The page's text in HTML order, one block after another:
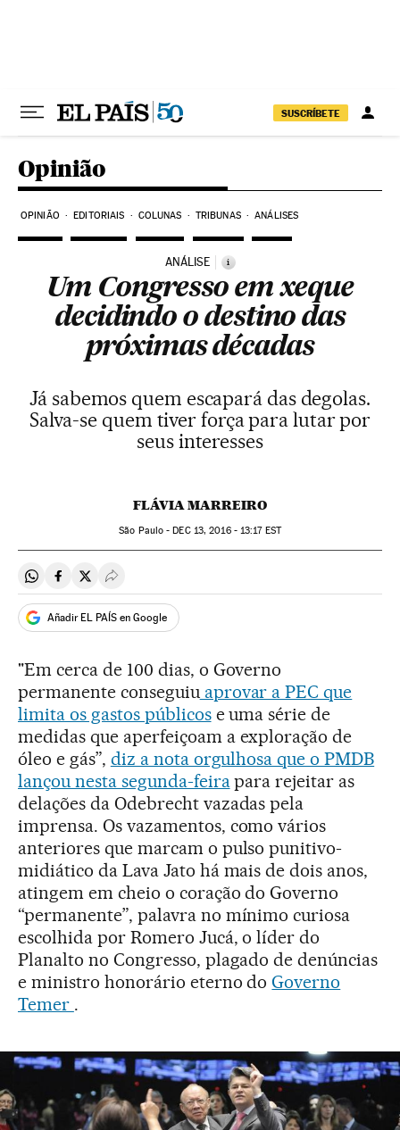
SUSCRÍBETE
Opinião
OPINIÃO EDITORIAIS COLUNAS TRIBUNAS ANÁLISES
ANÁLISE i
Um Congresso em xeque
decidindo o destino das
próximas décadas
Já sabemos quem escapará das degolas.
Salva-se quem tiver força para lutar por
seus interesses
FLÁVIA MARREIRO
São Paulo -DEC13, 2016 - 13:17EST
Compartir en Whatsapp
Compartir en Facebook
Compartir en Twitter
Desplegar Redes Sociales
Añadir EL PAÍS en Google
"Em cerca de 100 dias, o Governo
permanente conseguiuaprovar a PEC que
limita os gastos públicose uma série de
medidas que aperfeiçoam a exploração de
óleo e gás”, diz a nota orgulhosa que o PMDB
lançou nesta segunda-feirapara rejeitar as
delações da Odebrecht vazadas pela
imprensa. Os vazamentos, como vários
anteriores que marcam o pulso punitivo-
midiático da Lava Jato há mais de dois anos,
atingem em cheio o coração do Governo
“permanente”, palavra no mínimo curiosa
escolhida por Romero Jucá, o líder do
Planalto no Congresso, plagado de denúncias
e ministro honorário eterno doGoverno
Temer .